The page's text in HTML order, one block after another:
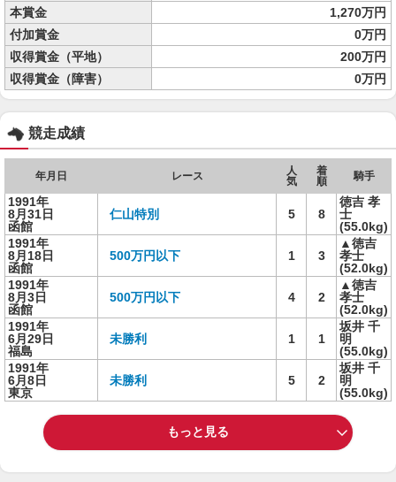
本賞金
1,270万円
付加賞金
0万円
収得賞金（平地）
200万円
収得賞金（障害）
0万円
競走成績
年月日 レース
人
気
着
順
騎手
1991年
8月31日
函館
仁山特別 5 8
徳吉 孝
士
(55.0kg)
1991年
8月18日
函館
500万円以下 1 3
▲徳吉
孝士
(52.0kg)
1991年
8月3日
函館
500万円以下 4 2
▲徳吉
孝士
(52.0kg)
1991年
6月29日
福島
未勝利 1 1
坂井 千
明
(55.0kg)
1991年
6月8日
東京
未勝利 5 2
坂井 千
明
(55.0kg)
もっと見る